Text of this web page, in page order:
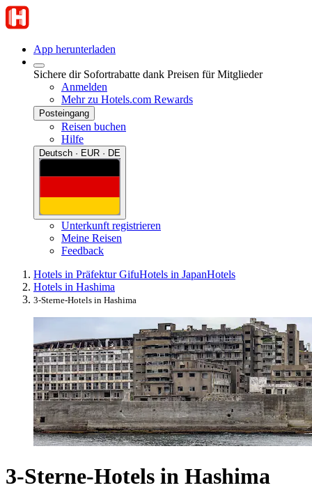
App herunterladen
Sichere dir Sofortrabatte dank Preisen für Mitglieder
Anmelden
Mehr zu Hotels.com Rewards
Posteingang
Reisen buchen
Hilfe
Deutsch · EUR · DE
Unterkunft registrieren
Meine Reisen
Feedback
Hotels in Präfektur GifuHotels in JapanHotels
Hotels in Hashima
3-Sterne-Hotels in Hashima
3-Sterne-Hotels in Hashima